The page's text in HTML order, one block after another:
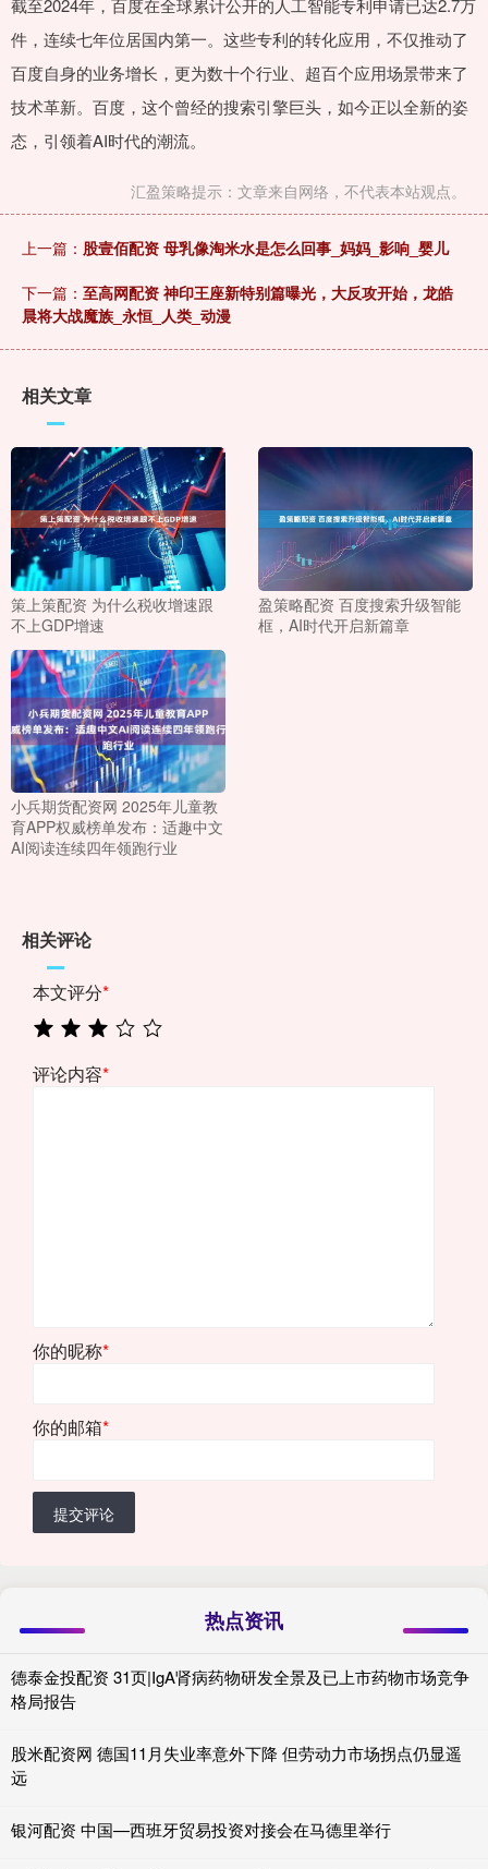
截至2024年，百度在全球累计公开的人工智能专利申请已达2.7万
件，连续七年位居国内第一。这些专利的转化应用，不仅推动了
百度自身的业务增长，更为数十个行业、超百个应用场景带来了
技术革新。百度，这个曾经的搜索引擎巨头，如今正以全新的姿
态，引领着AI时代的潮流。
汇盈策略提示：文章来自网络，不代表本站观点。
上一篇： 股壹佰配资 母乳像淘米水是怎么回事_妈妈_影响_婴儿
下一篇： 至高网配资 神印王座新特别篇曝光，大反攻开始，龙皓
晨将大战魔族_永恒_人类_动漫
相关文章
策上策配资 为什么税收增速跟
不上GDP增速
盈策略配资 百度搜索升级智能
框，AI时代开启新篇章
小兵期货配资网 2025年儿童教
育APP权威榜单发布：适趣中文
AI阅读连续四年领跑行业
相关评论
本文评分*
评论内容*
你的昵称*
你的邮箱*
提交评论
热点资讯
德泰金投配资 31页|IgA肾病药物研发全景及已上市药物市场竞争
格局报告
股米配资网 德国11月失业率意外下降 但劳动力市场拐点仍显遥
远
银河配资 中国—西班牙贸易投资对接会在马德里举行